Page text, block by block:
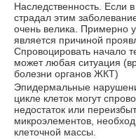
Наследственность. Если
страдал этим
очень велика. Примерно
является причиной
Спровоцировать начало
может любая ситуация
болезни органов ЖКТ)
Эпидермальные
цикле клеток могут
недостаток или
микроэлементов,
клеточной массы.